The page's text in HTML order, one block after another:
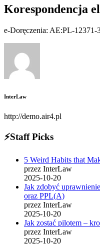
Korespondencja
e-Doręczenia: AE:PL-
InterLaw
http://demo.air4.pl
⚡Staff Picks
5 Weird Habits that
przez InterLaw
2025-10-20
Jak zdobyć
oraz PPL(A)
przez InterLaw
2025-10-20
Jak zostać pilotem –
przez InterLaw
2025-10-20